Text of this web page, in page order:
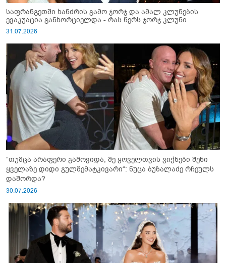
საფრანგეთში ხანძრის გამო ჯორჯ და ამალ კლუნების
ევაკუაცია განხორციელდა - რას წერს ჯორჯ კლუნი
31.07.2026
“თუმცა არაფერი გამოვიდა, მე ყოველთვის ვიქნები შენი
ყველაზე დიდი გულშემატკივარი“: ნუცა ბუზალაძე რჩეულს
დაშორდა?
30.07.2026